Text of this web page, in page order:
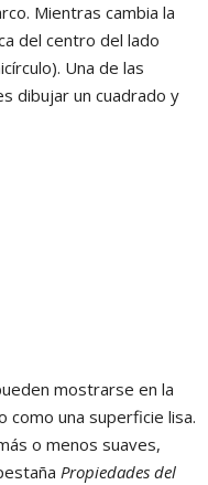
Mientras cambia la
del centro del lado
Una de las
dibujar un cuadrado y
mostrarse en la
como una superficie lisa.
o menos suaves,
Propiedades del